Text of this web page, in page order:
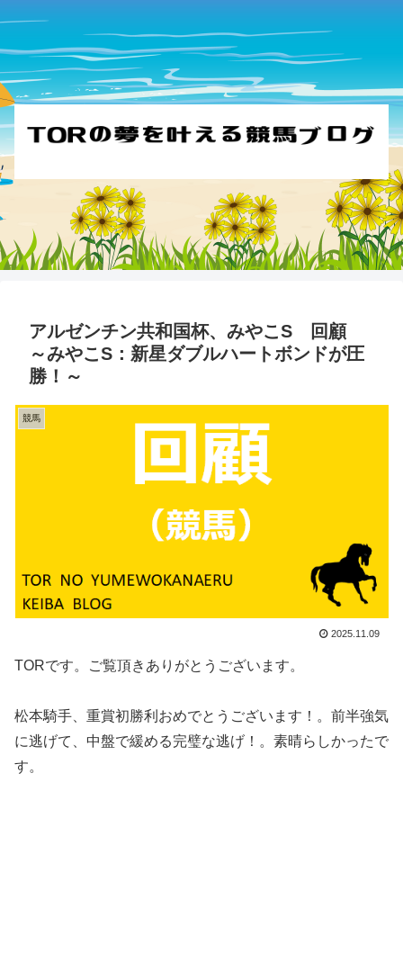
アルゼンチン共和国杯、みやこS 回顧
～みやこS：新星ダブルハートボンドが圧
勝！～
競馬
2025.11.09
TORです。ご覧頂きありがとうございます。
松本騎手、重賞初勝利おめでとうございます！。前半強気
に逃げて、中盤で緩める完璧な逃げ！。素晴らしかったで
す。